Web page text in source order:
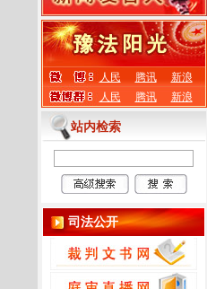
人民 腾讯
新浪
人民
腾讯 新浪
站内检索
司法公开